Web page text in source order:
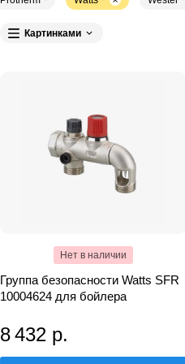
Картинками
Нет в наличии
Группа безопасности Watts SFR
10004624 для бойлера
8 432 р.